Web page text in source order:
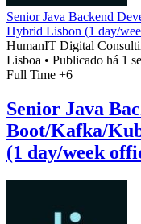
Senior Java Backend
Hybrid Lisbon (1 day/
HumanIT Digital
Lisboa • Publicado há 1
Full Time +6
Senior Java
Boot/Kafka/
(1 day/week